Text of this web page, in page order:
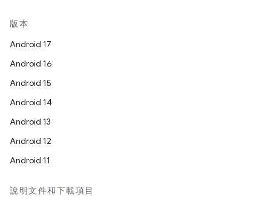
版本
Android 17
Android 16
Android 15
Android 14
Android 13
Android 12
Android 11
說明文件和下載項目